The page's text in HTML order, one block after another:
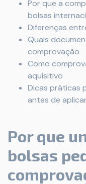
Por que a
bolsas
Diferenças
Quais
comprovação
Como
aquisitivo
Dicas práticas
antes de aplicar
Por que
bolsas